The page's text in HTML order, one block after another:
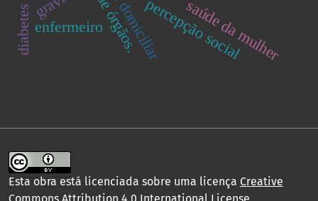
percepção social
saúde da mulher
enfermeiro
Esta obra está licenciada sobre uma licença Creative